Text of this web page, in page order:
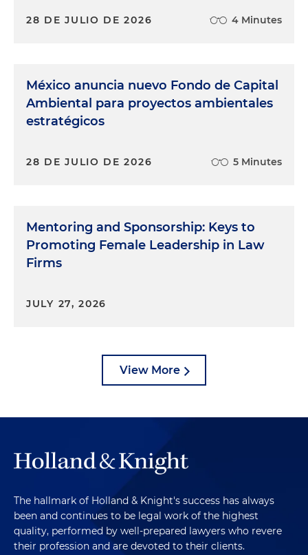
28 DE JULIO DE 2026 4 Minutes
México anuncia nuevo Fondo de Capital
Ambiental para proyectos ambientales
estratégicos
28 DE JULIO DE 2026 5 Minutes
Mentoring and Sponsorship: Keys to
Promoting Female Leadership in Law
Firms
JULY 27, 2026
View More
The hallmark of Holland & Knight's success has always
been and continues to be legal work of the highest
quality, performed by well-prepared lawyers who revere
their profession and are devoted to their clients.